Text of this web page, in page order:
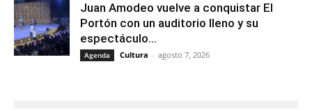
Juan Amodeo vuelve a conquistar El
Portón con un auditorio lleno y su
espectáculo...
Agenda Cultura - agosto 7, 2026